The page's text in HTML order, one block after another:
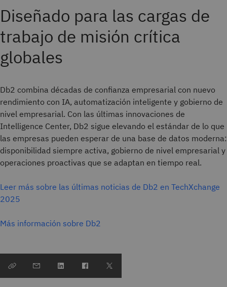
Diseñado para las cargas de
trabajo de misión crítica
globales
Db2 combina décadas de confianza empresarial con nuevo
rendimiento con IA, automatización inteligente y gobierno de
nivel empresarial. Con las últimas innovaciones de
Intelligence Center, Db2 sigue elevando el estándar de lo que
las empresas pueden esperar de una base de datos moderna:
disponibilidad siempre activa, gobierno de nivel empresarial y
operaciones proactivas que se adaptan en tiempo real.
Leer más sobre las últimas noticias de Db2 en TechXchange
2025
Más información sobre Db2